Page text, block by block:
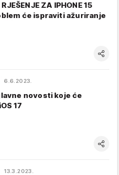
RJEŠENJE ZA IPHONE 15
će ispraviti ažuriranje
6.6.2023.
novosti koje će
17
13.3.2023.